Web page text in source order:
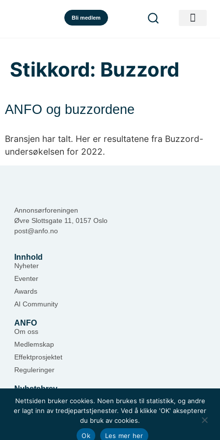
Bli medlem
Stikkord: Buzzord
ANFO og buzzordene
Bransjen har talt. Her er resultatene fra Buzzord-
undersøkelsen for 2022.
Annonsørforeningen
Øvre Slottsgate 11, 0157 Oslo
post@anfo.no
Innhold
Nyheter
Eventer
Awards
AI Community
ANFO
Om oss
Medlemskap
Effektprosjektet
Reguleringer
Nyhetsbrev
Hold deg oppdatert — meld deg på.
Meld deg på
Nettsiden bruker cookies. Noen brukes til statistikk, og andre
er lagt inn av tredjepartstjenester. Ved å klikke 'OK' aksepterer
du bruk av cookies.
Ok
Les mer her